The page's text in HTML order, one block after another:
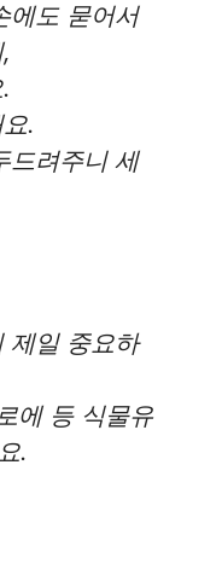
에도 묻어서
.
드려주니 세
제일 중요하
에 등 식물유
.